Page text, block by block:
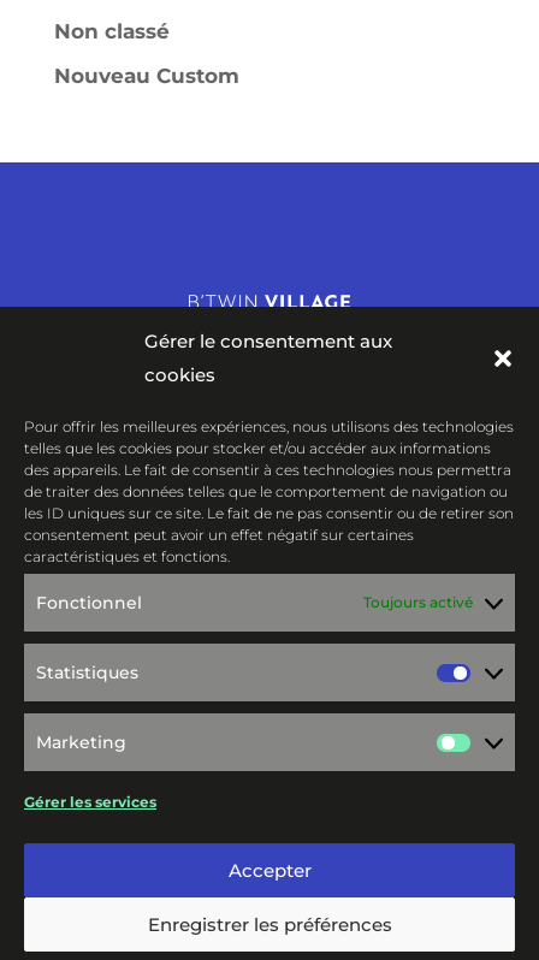
Gérer le consentement aux
cookies
Pour offrir les meilleures expériences, nous utilisons des technologies
telles que les cookies pour stocker et/ou accéder aux informations
des appareils. Le fait de consentir à ces technologies nous permettra
de traiter des données telles que le comportement de navigation ou
les ID uniques sur ce site. Le fait de ne pas consentir ou de retirer son
consentement peut avoir un effet négatif sur certaines
caractéristiques et fonctions.
Fonctionnel Toujours activé
Statistiques
Marketing
Gérer les services
Accepter
Enregistrer les préférences
Non classé
Nouveau Custom
Centre de confidentialité et Légales
B’TWIN VILLAGE
Venir en métro : Porte de Valenciennes,
n°52 : Frères Lumières